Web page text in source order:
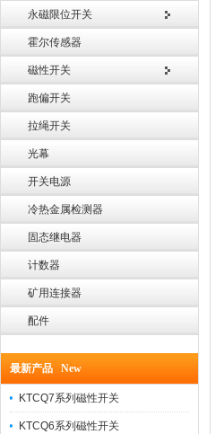
永磁限位开关
霍尔传感器
磁性开关
跑偏开关
拉绳开关
光幕
开关电源
冷热金属检测器
固态继电器
计数器
矿用连接器
配件
最新产品 New
KTCQ7系列磁性开关
KTCQ6系列磁性开关